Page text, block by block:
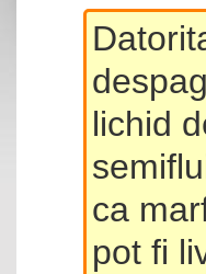
lichid
ca
pot fi